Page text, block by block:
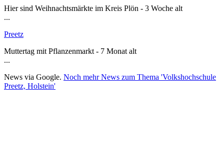
Hier sind Weihnachtsmärkte im Kreis Plön - 3 Woche alt
...
Preetz
Muttertag mit Pflanzenmarkt - 7 Monat alt
...
News via Google. Noch mehr News zum Thema 'Volkshochschule
Preetz, Holstein'